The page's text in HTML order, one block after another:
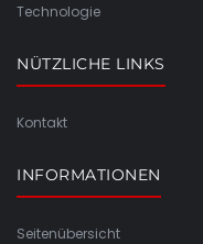
Technologie
NÜTZLICHE LINKS
Kontakt
INFORMATIONEN
Seitenübersicht